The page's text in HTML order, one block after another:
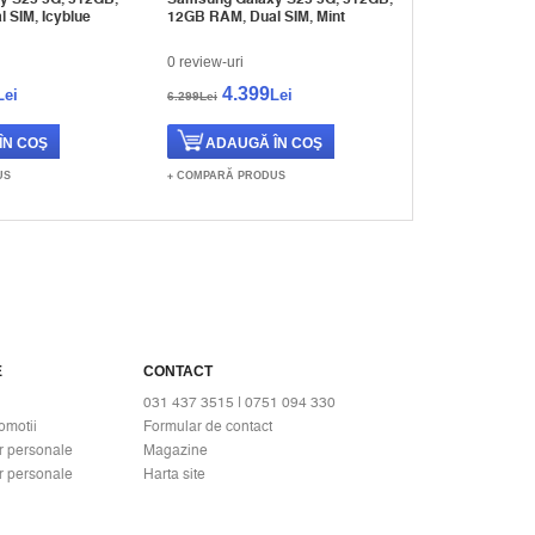
SIM, Icyblue
12GB RAM, Dual SIM, Mint
0 review-uri
6.299Lei 4.399Lei
COMPARĂ PRODUS
personale
personale
CONTACT
031 437 3515 | 0751 094 330
Formular de contact
Magazine
Harta site